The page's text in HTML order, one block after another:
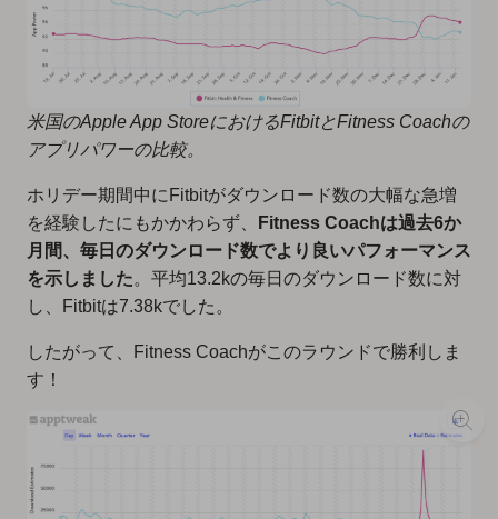
米国のApple App StoreにおけるFitbitとFitness Coachの
アプリパワーの比較。
ホリデー期間中にFitbitがダウンロード数の大幅な急増
を経験したにもかかわらず、
Fitness Coachは過去6か
月間、毎日のダウンロード数でより良いパフォーマンス
を示しました。平均13.2kの毎日のダウンロード数に対
し、Fitbitは7.38kでした。
したがって、Fitness Coachがこのラウンドで勝利しま
す！